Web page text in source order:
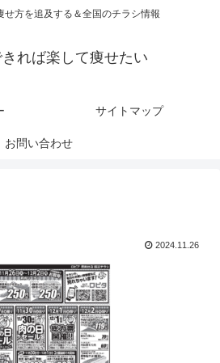
せ方を追及する＆全国のチラシ情報
れば楽して痩せたい
サイトマップ
お問い合わせ
2024.11.26